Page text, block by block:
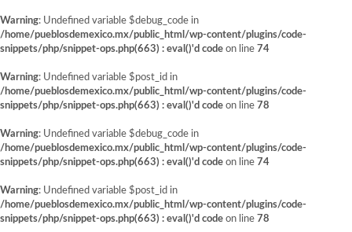
Warning: Undefined variable $debug_code in
/home/pueblosdemexico.mx/public_html/wp-content/plugins/code-
snippets/php/snippet-ops.php(663) : eval()'d code on line 74
Warning: Undefined variable $post_id in
/home/pueblosdemexico.mx/public_html/wp-content/plugins/code-
snippets/php/snippet-ops.php(663) : eval()'d code on line 78
Warning: Undefined variable $debug_code in
/home/pueblosdemexico.mx/public_html/wp-content/plugins/code-
snippets/php/snippet-ops.php(663) : eval()'d code on line 74
Warning: Undefined variable $post_id in
/home/pueblosdemexico.mx/public_html/wp-content/plugins/code-
snippets/php/snippet-ops.php(663) : eval()'d code on line 78